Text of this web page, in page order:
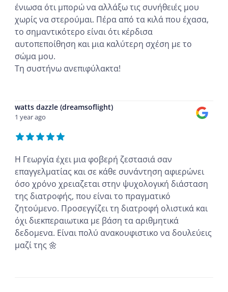
ένιωσα ότι μπορώ να αλλάξω τις συνήθειές μου
χωρίς να στερούμαι. Πέρα από τα κιλά που έχασα,
το σημαντικότερο είναι ότι κέρδισα
αυτοπεποίθηση και μια καλύτερη σχέση με το
σώμα μου.
Τη συστήνω ανεπιφύλακτα!
watts dazzle (dreamsoflight)
1 year ago
Η Γεωργία έχει μια φοβερή ζεστασιά σαν
επαγγελματίας και σε κάθε συνάντηση αφιερώνει
όσο χρόνο χρειαζεται στην ψυχολογική διάσταση
της διατροφής, που είναι το πραγματικό
ζητούμενο. Προσεγγίζει τη διατροφή ολιστικά και
όχι διεκπεραιωτικα με βάση τα αριθμητικά
δεδομενα. Είναι πολύ ανακουφιστικο να δουλεύεις
μαζί της 🌼